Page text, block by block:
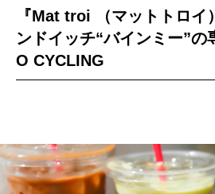
駅から
『Mat troi （マットトロイ
ンドイッチ“バインミー”
O CYCLING